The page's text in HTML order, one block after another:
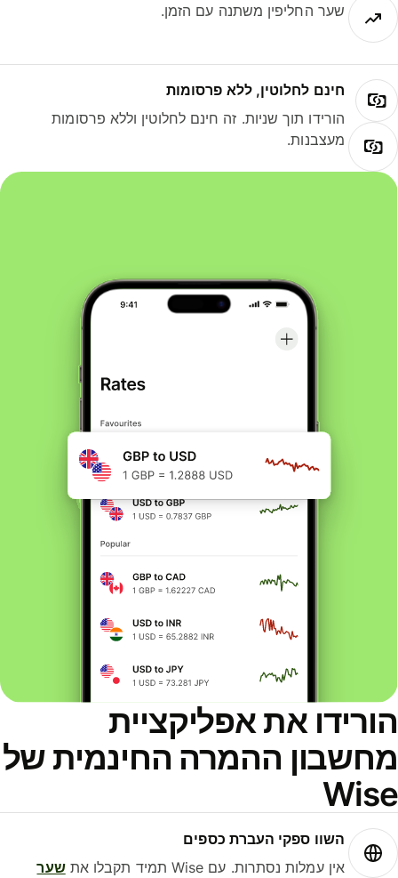
שער החליפין משתנה עם הזמן.
חינם לחלוטין, ללא פרסומות
הורידו תוך שניות. זה חינם לחלוטין וללא פרסומות
מעצבנות.
את אפליקציית
ההמרה החינמית של
השוו ספקי העברת כספים
אין עמלות נסתרות. עם Wise תמיד תקבלו את
שער